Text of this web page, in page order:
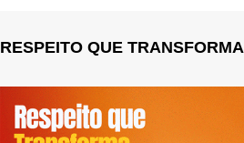
RESPEITO QUE TRANSFORMA